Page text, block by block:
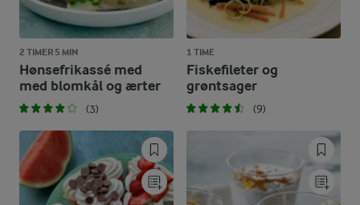
2 TIMER 5 MIN
Hønsefrikassé med
med blomkål og ærter
(3)
1 TIME
Fiskefileter og
grøntsager
(9)